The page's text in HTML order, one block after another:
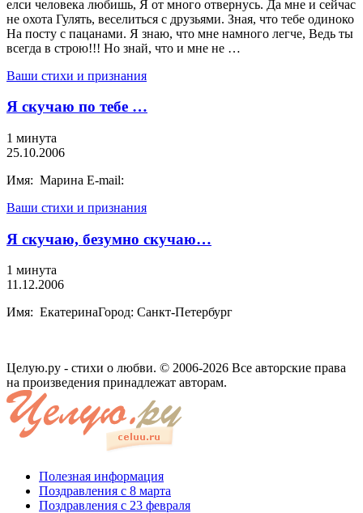
елси человека любишь, Я от много отвернусь. Да мне и сейчас
не охота Гулять, веселиться с друзьями. Зная, что тебе одиноко
На посту с пацанами. Я знаю, что мне намного легче, Ведь ты
всегда в строю!!! Но знай, что и мне не …
Ваши стихи и признания
Я скучаю по тебе …
1 минута
25.10.2006
Имя: Марина E-mail:
Ваши стихи и признания
Я скучаю, безумно скучаю…
1 минута
11.12.2006
Имя: ЕкатеринаГород: Санкт-Петербург
Целую.ру - стихи о любви. © 2006-2026 Все авторские права
на произведения принадлежат авторам.
Полезная информация
Поздравления с 8 марта
Поздравления с 23 февраля